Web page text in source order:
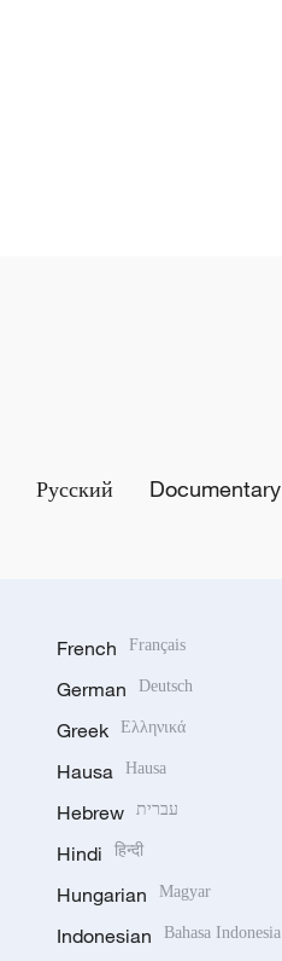
Русский Documentary
French Français
German Deutsch
Greek Ελληνικά
Hausa Hausa
Hebrew עברית
Hindi हिन्दी
Hungarian Magyar
Indonesian Bahasa Indonesia